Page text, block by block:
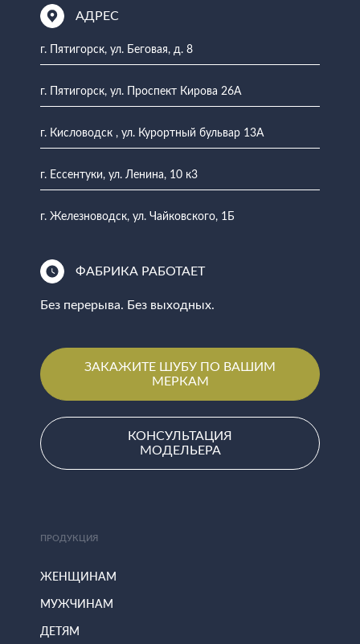
АДРЕС
г. Пятигорск, ул. Беговая, д. 8
г. Пятигорск, ул. Проспект Кирова 26А
г. Кисловодск , ул. Курортный бульвар 13А
г. Ессентуки, ул. Ленина, 10 к3
г. Железноводск, ул. Чайковского, 1Б
ФАБРИКА РАБОТАЕТ
Без перерыва. Без выходных.
ЗАКАЖИТЕ ШУБУ ПО ВАШИМ
МЕРКАМ
КОНСУЛЬТАЦИЯ
МОДЕЛЬЕРА
ПРОДУКЦИЯ
ЖЕНЩИНАМ
МУЖЧИНАМ
ДЕТЯМ